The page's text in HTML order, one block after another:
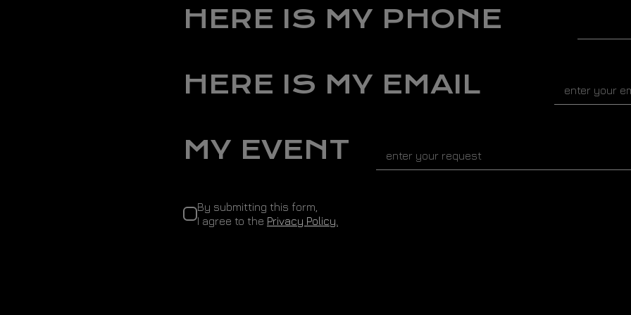
HERE IS MY PHONE
HERE IS MY EMAIL
MY EVENT
By submitting this form,
I agree to the Privacy Policy.